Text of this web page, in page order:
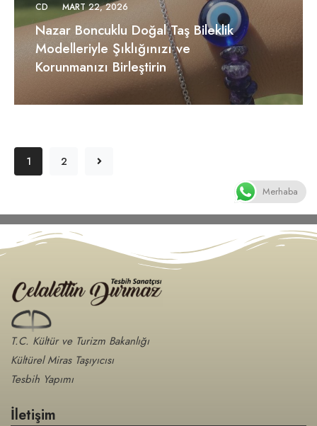
CD MART 22, 2026
Nazar Boncuklu Doğal Taş Bileklik
Modelleriyle Şıklığınızı ve
Korunmanızı Birleştirin
1 2
T.C. Kültür ve Turizm Bakanlığı
Kültürel Miras Taşıyıcısı
Tesbih Yapımı
İletişim
Merhaba